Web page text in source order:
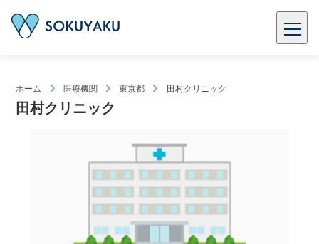
ホーム 医療機関 東京都 田村クリニック
田村クリニック